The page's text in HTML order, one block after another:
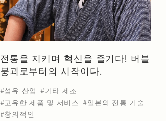
전통을 지키며 혁신을 즐기다! 버블
붕괴로부터의 시작이다.
섬유 산업
기타 제조
고유한 제품 및 서비스
일본의 전통 기술
창의적인